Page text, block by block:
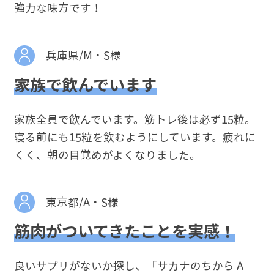
強力な味方です！
兵庫県/M・S様
家族で飲んでいます
家族全員で飲んでいます。筋トレ後は必ず15粒。
寝る前にも15粒を飲むようにしています。疲れに
くく、朝の目覚めがよくなりました。
東京都/A・S様
筋肉がついてきたことを実感！
良いサプリがないか探し、「サカナのちから A